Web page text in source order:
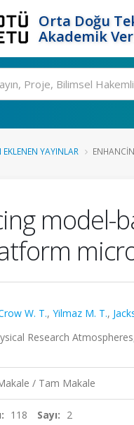
Orta Doğu
Akademik
EKLENEN YAYINLAR
model-
W. T., Yilmaz M. T.,
Research
/ Tam Makale
118 Sayı: 2